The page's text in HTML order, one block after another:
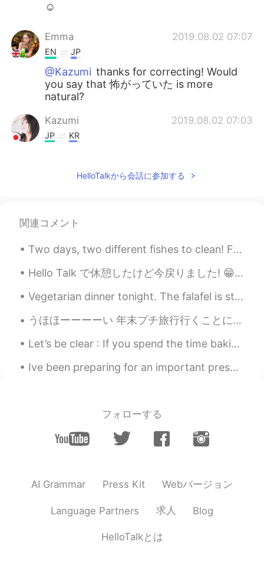
☺️
Emma 2019.08.02 07:07
EN JP
@Kazumi thanks for correcting! Would
you say that 怖がっていた is more
natural?
Kazumi 2019.08.02 07:03
JP KR
した😓 。
した😓 。
でも旅行から帰ったら、ネコちゃんが
でも旅行から帰ったら、ネコちゃんが
両親の犬と猫と仲良くして た！
HelloTalkから会話に参加する
関連コメント
Two days, two different fishes to clean! First one is a Japanese Koi, and the second is a Rainbow...
Hello Talk で休憩したけど今戻りました! 😁 日本語の勉強に頑張ります! 最近はヒューストンに行きました! 博物館に行ったり、Space Center に行ったり、そして動物園に行き...
Vegetarian dinner tonight. The falafel is store-bought because I am lazy and tired from work 😬 Ev...
うほほーーーーい 年末プチ旅行行くことに決めたーーーー💕 先週メンターと話してて のばこのままだと大事なこと見落としていつか煮詰まると思うよ って言われてw どう言う意味だ？！ってなったんだよ...
Let’s be clear : If you spend the time baking a cake, cookies , brownies. You can eat as many as...
Ive been preparing for an important presentation next month for my PhD so haven't checked here mu...
フォローする
AI Grammar Press Kit Webバージョン
Language Partners 求人 Blog
HelloTalkとは